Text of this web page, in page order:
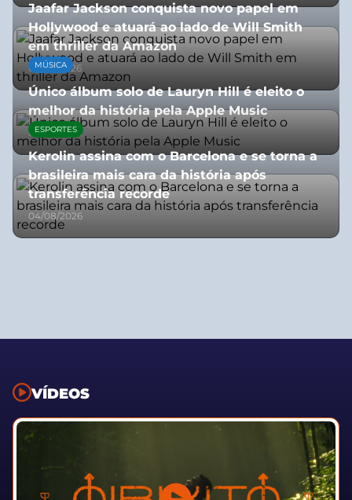
Jaafar Jackson conquista novo papel em
Hollywood e atuará ao lado de Will Smith
em thriller da Amazon
06/08/2026
MÚSICA
Único álbum solo de Lauryn Hill é eleito o
melhor da história pela Apple Music
06/08/2026
ESPORTES
Kerolin assina com o Barcelona e se torna a
brasileira mais cara da história após
transferência recorde
04/08/2026
VÍDEOS